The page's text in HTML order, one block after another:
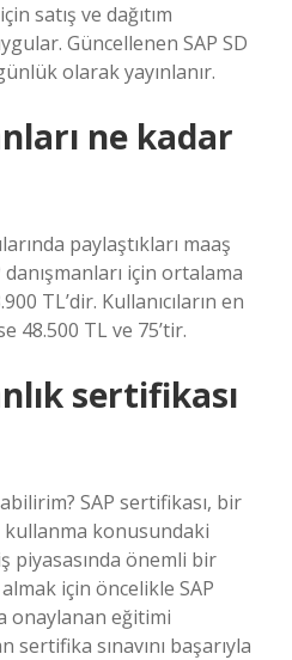
satış ve dağıtım
Güncellenen SAP SD
olarak yayınlanır.
ne kadar
paylaştıkları maaş
için ortalama
TL’dir. Kullanıcıların en
48.500 TL ve 75’tir.
sertifikası
SAP sertifikası, bir
konusundaki
piyasasında önemli bir
için öncelikle SAP
onaylanan eğitimi
sertifika sınavını başarıyla